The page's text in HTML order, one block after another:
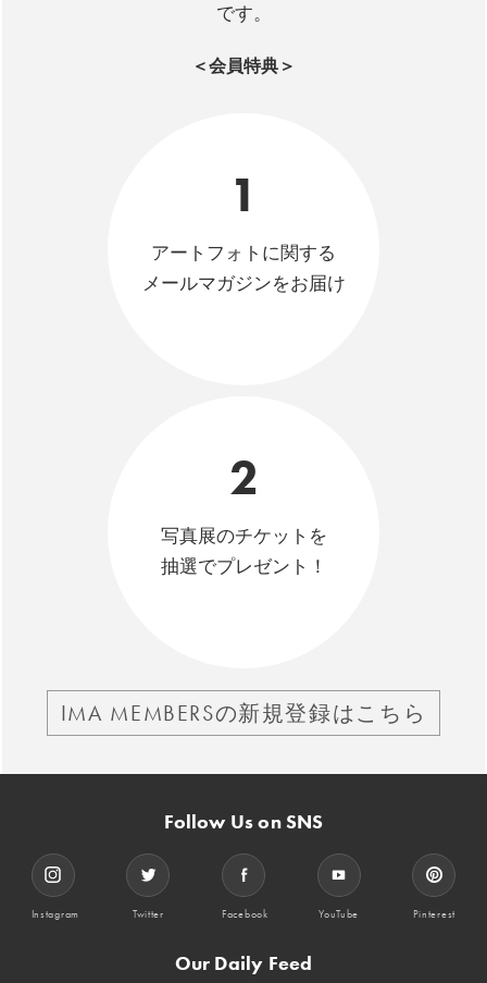
です。
＜会員特典＞
1
アートフォトに関する
メールマガジンをお届け
2
写真展のチケットを
抽選でプレゼント！
IMA MEMBERSの新規登録はこちら
Follow Us on SNS
Instagram Twitter Facebook YouTube Pinterest
Our Daily Feed